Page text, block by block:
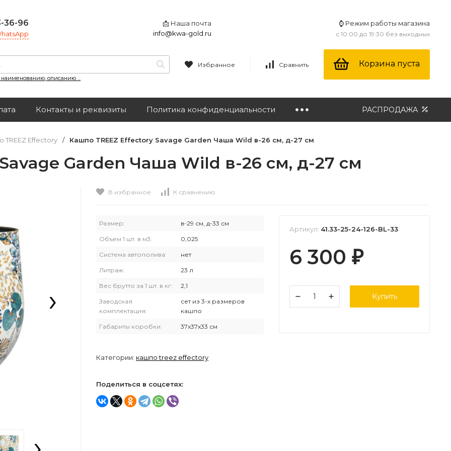
36-96
📩 Наша почта
info@kwa-gold.ru
⌚ Режим работы магазина
с 10:00 до 19:30 без выходных
наименованию, описанию ...
Избранное Сравнить Корзина пуста
Контакты и реквизиты Политика конфиденциальности РАСПРОДАЖА
TREEZ Effectory / Кашпо TREEZ Effectory Savage Garden Чаша Wild в-26 см, д-27 см
Garden Чаша Wild в-26 см, д-27 см
›
В избранное К сравнению
Размер: в-29 см, д-33 см
Объем 1 шт. в м3: 0,025
Система автополива: нет
Литраж: 23 л
Вес брутто за 1 шт. в кг: 2,1
Заводская
комплектация:
сет из 3-х размеров
кашпо
Габариты коробки: 37х37х33 см
Категории: кашпо treez effectory
Поделиться в соцсетях:
Артикул: 41.33-25-24-126-BL-33
6 300 ₽
Купить